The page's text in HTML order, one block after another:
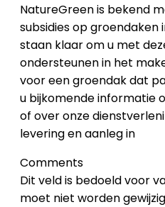
NatureGreen is bekend
subsidies op groendaken
staan klaar om u met
ondersteunen in het
voor een groendak dat
u bijkomende informatie
of over onze
levering en aanleg in
Comments
Dit veld is bedoeld voor
moet niet worden